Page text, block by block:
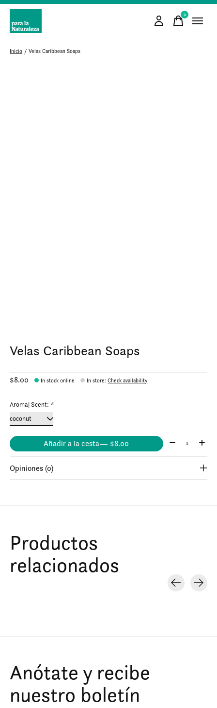
0items
Inicio / Velas Caribbean Soaps
Velas Caribbean Soaps
$8.00 In stock online In store:Check availability
Aroma| Scent: *
Añadir a la cesta — $8.00 Cantidad:
Opiniones (0)
Productos
relacionados
Anótate y recibe
nuestro boletín